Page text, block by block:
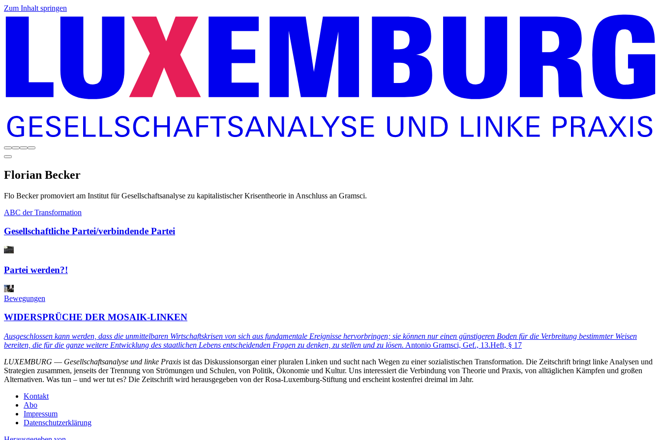
Zum Inhalt springen
Florian Becker
Flo Becker promoviert am Institut für Gesellschaftsanalyse zu kapitalistischer Krisentheorie in Anschluss an Gramsci.
ABC der Transformation
Gesellschaftliche Partei/verbindende Partei
Partei werden?!
Bewegungen
WIDERSPRÜCHE DER MOSAIK-LINKEN
Ausgeschlossen kann werden, dass die unmittelbaren Wirtschaftskrisen von sich aus fundamentale Ereignisse hervorbringen; sie können nur einen günstigeren Boden für die Verbreitung bestimmter Weisen
bereiten, die für die ganze weitere Entwicklung des staatlichen Lebens entscheidenden Fragen zu denken, zu stellen und zu lösen. Antonio Gramsci, Gef., 13.Heft, § 17
LUXEMBURG — Gesellschaftsanalyse und linke Praxis ist das Diskussionsorgan einer pluralen Linken und sucht nach Wegen zu einer sozialistischen Transformation. Die Zeitschrift bringt linke Analysen und
Strategien zusammen, jenseits der Trennung von Strömungen und Schulen, von Politik, Ökonomie und Kultur. Uns interessiert die Verbindung von Theorie und Praxis, von alltäglichen Kämpfen und großen
Alternativen. Was tun – und wer tut es? Die Zeitschrift wird herausgegeben von der Rosa-Luxemburg-Stiftung und erscheint kostenfrei dreimal im Jahr.
Kontakt
Abo
Impressum
Datenschutzerklärung